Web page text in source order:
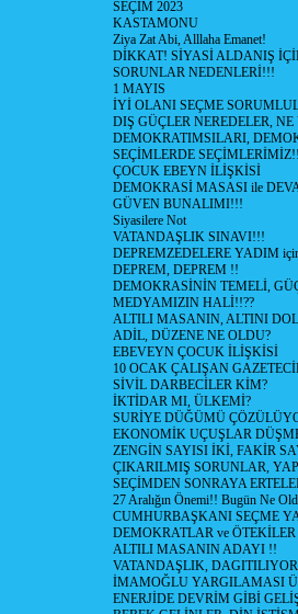
SEÇİM 2023
KASTAMONU
Ziya Zat Abi, Alllaha Emanet!
DİKKAT! SİYASİ ALDANIŞ
SORUNLAR NEDENLERİ!!!
1 MAYIS
İYİ OLANI SEÇME
DIŞ GÜÇLER NEREDELER,
DEMOKRATIMSILARI,
SEÇİMLERDE
ÇOCUK EBEYN İLİŞKİSİ
DEMOKRASİ MASASI ile
GÜVEN BUNALIMI!!!
Siyasilere Not
VATANDAŞLIK SINAVI!!!
DEPREMZEDELERE YADIM
DEPREM, DEPREM !!
DEMOKRASİNİN TEMELİ,
MEDYAMIZIN HALİ!!??
ALTILI MASANIN, ALTINI
ADİL, DÜZENE NE OLDU?
EBEVEYN ÇOCUK İLİŞKİSİ
10 OCAK ÇALIŞAN
SİVİL DARBECİLER KİM?
İKTİDAR MI, ÜLKEMİ?
SURİYE DÜĞÜMÜ
EKONOMİK UÇUŞLAR
ZENGİN SAYISI İKİ, FAKİR
ÇIKARILMIŞ SORUNLAR,
SEÇİMDEN SONRAYA
27 Aralığın Önemi!! Bugün Ne
CUMHURBAŞKANI SEÇME
DEMOKRATLAR ve ÖTEKİLER
ALTILI MASANIN ADAYI !!
VATANDAŞLIK,
İMAMOĞLU YARGILAMASI
ENERJİDE DEVRİM GİBİ